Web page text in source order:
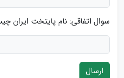
سوال اتفاقی: نام پایتخت ایران
ارسال